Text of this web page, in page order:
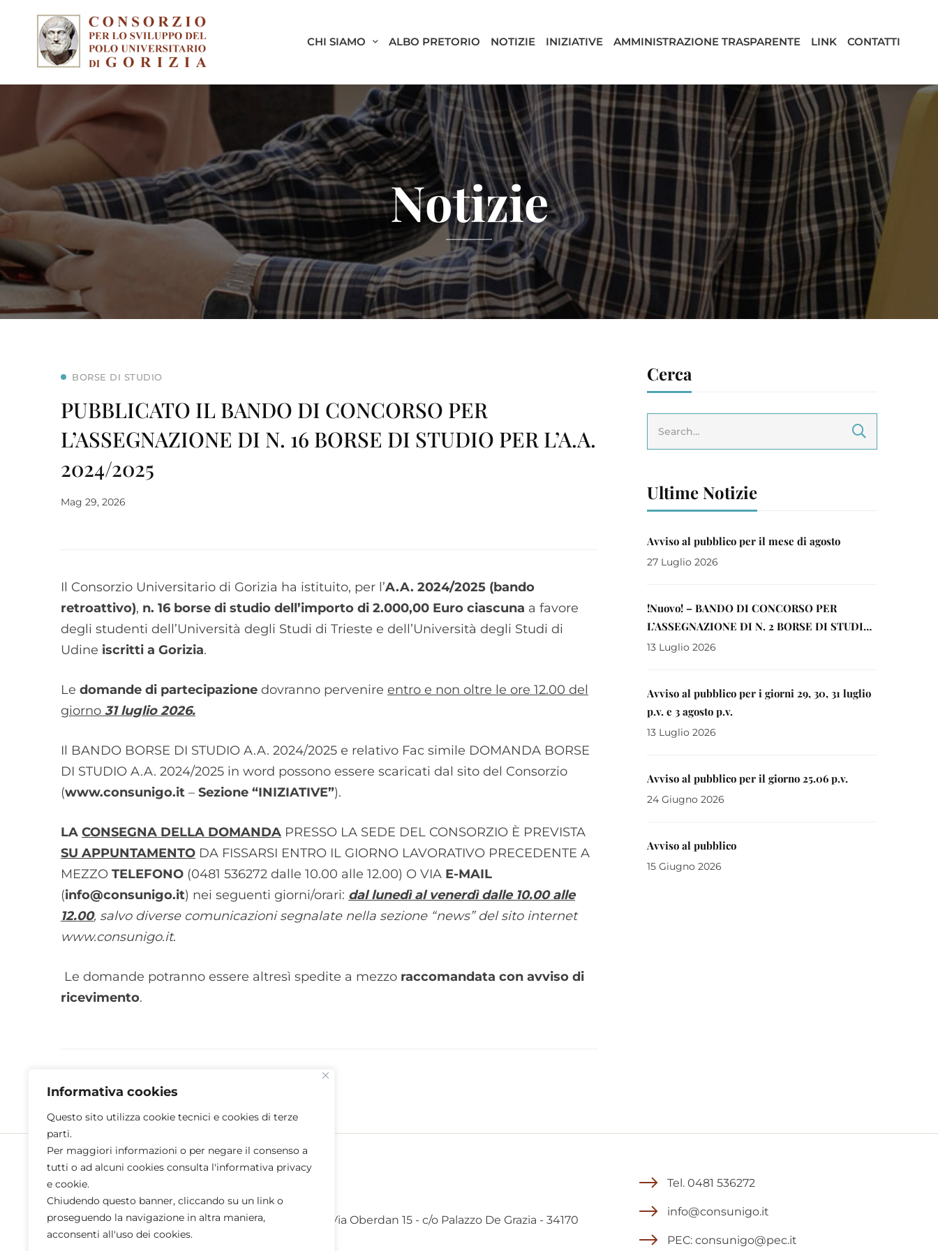
Informativa cookies
Questo sito utilizza cookie tecnici e cookies di terze
parti.
Per maggiori informazioni o per negare il consenso a
tutti o ad alcuni cookies consulta l'informativa privacy
e cookie.
Chiudendo questo banner, cliccando su un link o
proseguendo la navigazione in altra maniera,
acconsenti all'uso dei cookies.
CHI SIAMO ALBO PRETORIO NOTIZIE INIZIATIVE AMMINISTRAZIONE TRASPARENTE LINK CONTATTI
Notizie
BORSE DI STUDIO
PUBBLICATO IL BANDO DI CONCORSO PER
L’ASSEGNAZIONE DI N. 16 BORSE DI STUDIO PER L’A.A.
2024/2025
Mag 29, 2026
Il Consorzio Universitario di Gorizia ha istituito, per l’A.A. 2024/2025 (bando
retroattivo), n. 16 borse di studio dell’importo di 2.000,00 Euro ciascuna a favore
degli studenti dell’Università degli Studi di Trieste e dell’Università degli Studi di
Udine iscritti a Gorizia.
Le domande di partecipazione dovranno pervenire entro e non oltre le ore 12.00 del
giorno 31 luglio 2026.
Il BANDO BORSE DI STUDIO A.A. 2024/2025 e relativo Fac simile DOMANDA BORSE
DI STUDIO A.A. 2024/2025 in word possono essere scaricati dal sito del Consorzio
(www.consunigo.it – Sezione “INIZIATIVE”).
LA CONSEGNA DELLA DOMANDA PRESSO LA SEDE DEL CONSORZIO È PREVISTA
SU APPUNTAMENTO DA FISSARSI ENTRO IL GIORNO LAVORATIVO PRECEDENTE A
MEZZO TELEFONO (0481 536272 dalle 10.00 alle 12.00) O VIA E-MAIL
(info@consunigo.it) nei seguenti giorni/orari: dal lunedì al venerdì dalle 10.00 alle
12.00, salvo diverse comunicazioni segnalate nella sezione “news” del sito internet
www.consunigo.it.
Le domande potranno essere altresì spedite a mezzo raccomandata con avviso di
ricevimento.
Cerca
Ultime Notizie
Avviso al pubblico per il mese di agosto
27 Luglio 2026
!Nuovo! – BANDO DI CONCORSO PER
L’ASSEGNAZIONE DI N. 2 BORSE DI STUDIO
INTITOLATE ALLA MEMORIA DI DON
LE SEDI GORIZIANE DELL’UNIVERSITA’
DEGLI STUDI DI TRIESTE E DI UDINE ANNO
2026
13 Luglio 2026
Avviso al pubblico per i giorni 29, 30, 31 luglio
p.v. e 3 agosto p.v.
13 Luglio 2026
Avviso al pubblico per il giorno 25.06 p.v.
24 Giugno 2026
Avviso al pubblico
15 Giugno 2026
Sede Amm.va: Via Oberdan 15 - c/o Palazzo De Grazia - 34170
Tel. 0481 536272
info@consunigo.it
PEC: consunigo@pec.it